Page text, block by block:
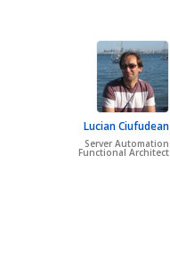
Lucian Ciufudean
Server Automation
Functional Architect